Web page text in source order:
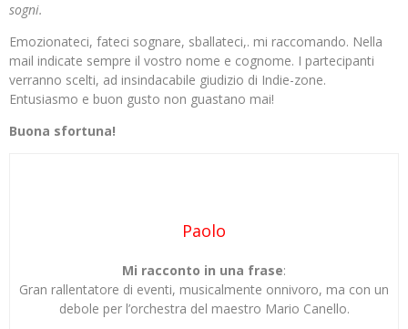
sogni.
Emozionateci, fateci sognare, sballateci,. mi raccomando. Nella
mail indicate sempre il vostro nome e cognome. I partecipanti
verranno scelti, ad insindacabile giudizio di Indie-zone.
Entusiasmo e buon gusto non guastano mai!
Buona sfortuna!
Paolo
Mi racconto in una frase:
Gran rallentatore di eventi, musicalmente onnivoro, ma con un
debole per l’orchestra del maestro Mario Canello.